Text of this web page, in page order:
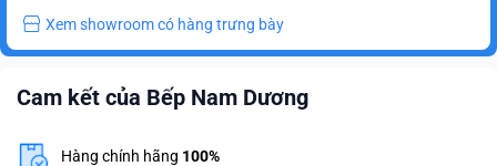
Xem showroom có hàng trưng bày
Cam kết của Bếp Nam Dương
Hàng chính hãng 100%